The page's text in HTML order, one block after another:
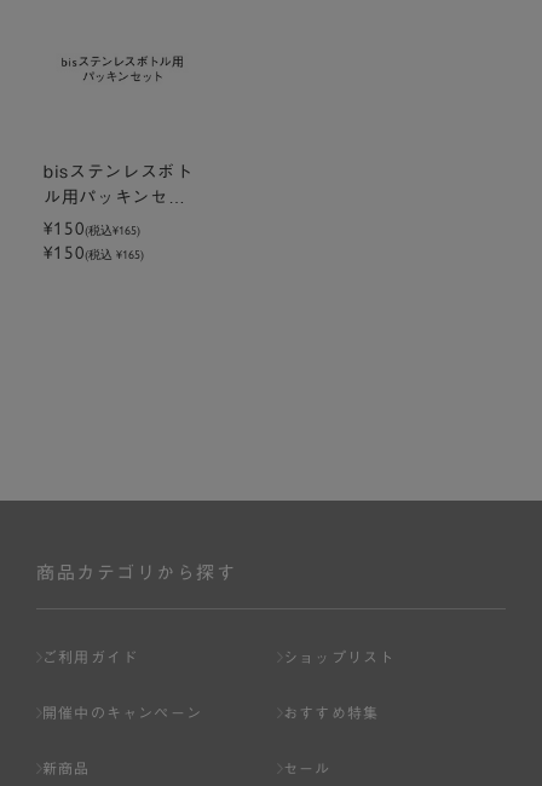
bisステンレスボト
ル用パッキンセッ
ト
¥150(税込¥165)
¥150(税込 ¥165)
商品カテゴリから探す
ご利用ガイド ショップリスト
開催中のキャンペーン おすすめ特集
新商品 セール